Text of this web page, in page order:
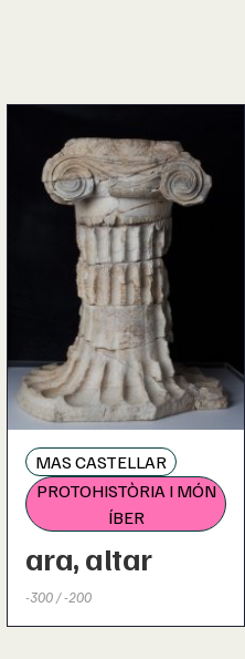
MAS CASTELLAR
PROTOHISTÒRIA I MÓN
ÍBER
ara, altar
-300 / -200